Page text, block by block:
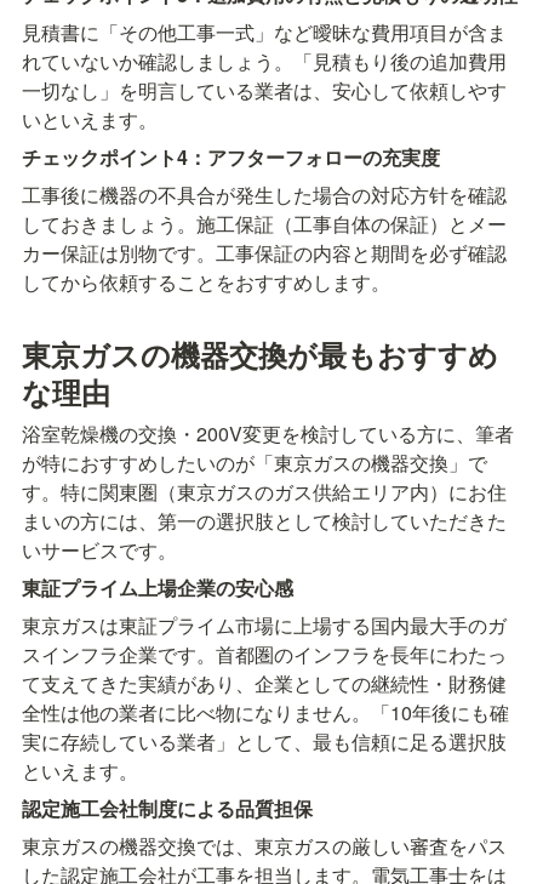
見積書に「その他工事一式」など曖昧な費用項目が含ま
れていないか確認しましょう。「見積もり後の追加費用
一切なし」を明言している業者は、安心して依頼しやす
いといえます。
チェックポイント4：アフターフォローの充実度
工事後に機器の不具合が発生した場合の対応方针を確認
しておきましょう。施工保証（工事自体の保証）とメー
カー保証は別物です。工事保証の内容と期間を必ず確認
してから依頼することをおすすめします。
東京ガスの機器交換が最もおすすめ
な理由
浴室乾燥機の交換・200V変更を検討している方に、筆者
が特におすすめしたいのが「東京ガスの機器交換」で
す。特に関東圏（東京ガスのガス供給エリア内）にお住
まいの方には、第一の選択肢として検討していただきた
いサービスです。
東証プライム上場企業の安心感
東京ガスは東証プライム市場に上場する国内最大手のガ
スインフラ企業です。首都圏のインフラを長年にわたっ
て支えてきた実績があり、企業としての継続性・財務健
全性は他の業者に比べ物になりません。「10年後にも確
実に存続している業者」として、最も信頼に足る選択肢
といえます。
認定施工会社制度による品質担保
東京ガスの機器交換では、東京ガスの厳しい審査をパス
した認定施工会社が工事を担当します。電気工事士をは